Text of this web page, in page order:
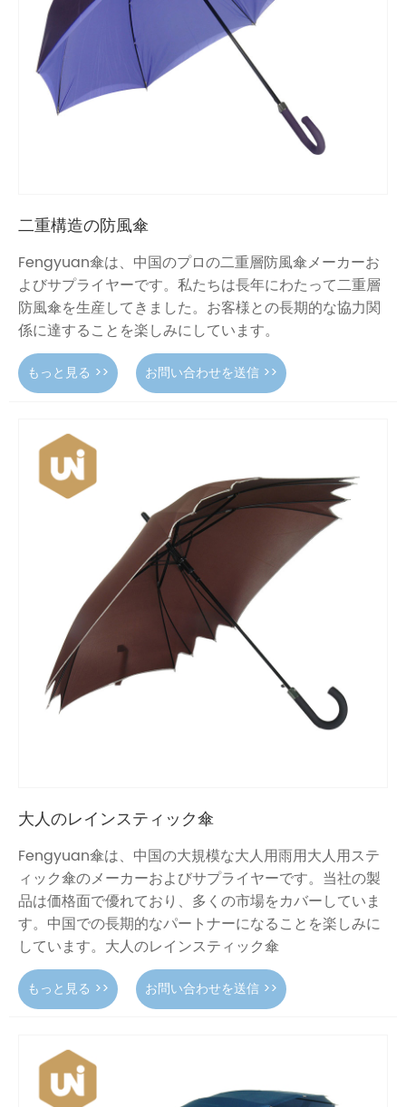
二重構造の防風傘
Fengyuan傘は、中国のプロの二重層防風傘メーカーお
よびサプライヤーです。私たちは長年にわたって二重層
防風傘を生産してきました。お客様との長期的な協力関
係に達することを楽しみにしています。
もっと見る >> お問い合わせを送信 >>
大人のレインスティック傘
Fengyuan傘は、中国の大規模な大人用雨用大人用ステ
ィック傘のメーカーおよびサプライヤーです。当社の製
品は価格面で優れており、多くの市場をカバーしていま
す。中国での長期的なパートナーになることを楽しみに
しています。大人のレインスティック傘
もっと見る >> お問い合わせを送信 >>